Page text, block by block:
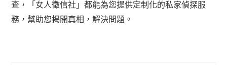
查，「女人徵信社」都能為您提供定制化的私家偵探服
務，幫助您揭開真相，解決問題。